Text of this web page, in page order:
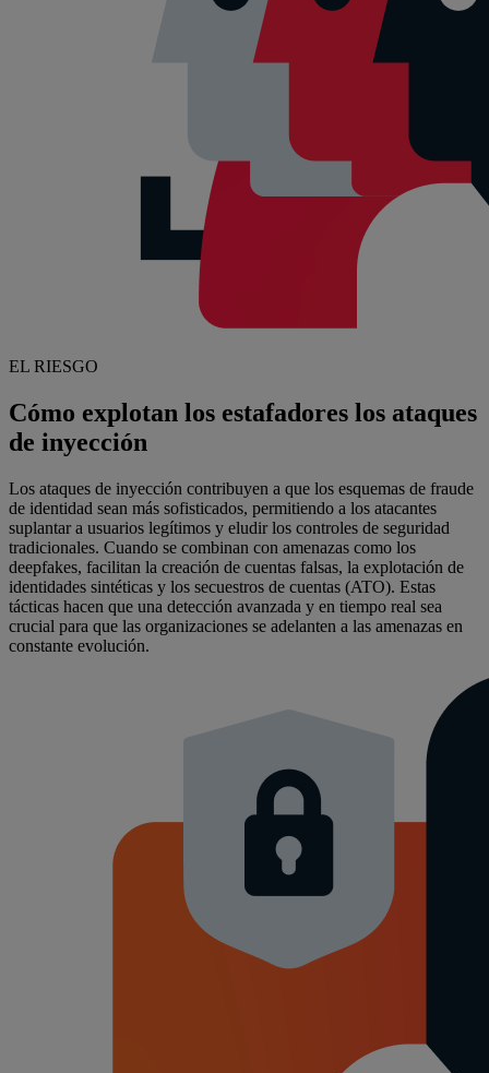
EL RIESGO
Cómo explotan los estafadores los ataques
de inyección
Los ataques de inyección contribuyen a que los esquemas de fraude
de identidad sean más sofisticados, permitiendo a los atacantes
suplantar a usuarios legítimos y eludir los controles de seguridad
tradicionales. Cuando se combinan con amenazas como los
deepfakes, facilitan la creación de cuentas falsas, la explotación de
identidades sintéticas y los secuestros de cuentas (ATO). Estas
tácticas hacen que una detección avanzada y en tiempo real sea
crucial para que las organizaciones se adelanten a las amenazas en
constante evolución.